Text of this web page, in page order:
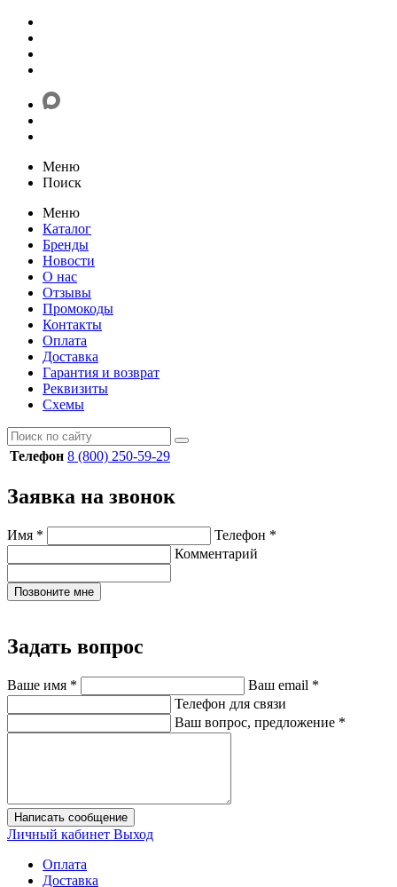
Меню
Поиск
Меню
Каталог
Бренды
Новости
О нас
Отзывы
Промокоды
Контакты
Оплата
Доставка
Гарантия и возврат
Реквизиты
Схемы
Телефон 8 (800) 250-59-29
Заявка на звонок
Имя * Телефон *
Комментарий
Позвоните мне
Задать вопрос
Ваше имя * Ваш email *
Телефон для связи
Ваш вопрос, предложение *
Написать сообщение
Личный кабинет Выход
Оплата
Доставка